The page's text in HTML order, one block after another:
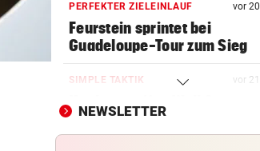
PERFEKTER ZIELEINLAUF vor
Feurstein sprintet bei
Guadeloupe-Tour zum Sieg
SIMPLE TAKTIK vor
Hacker greifen Wall Street
Telefon-Trick an
NEWSLETTER